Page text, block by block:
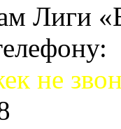
Лиги
не